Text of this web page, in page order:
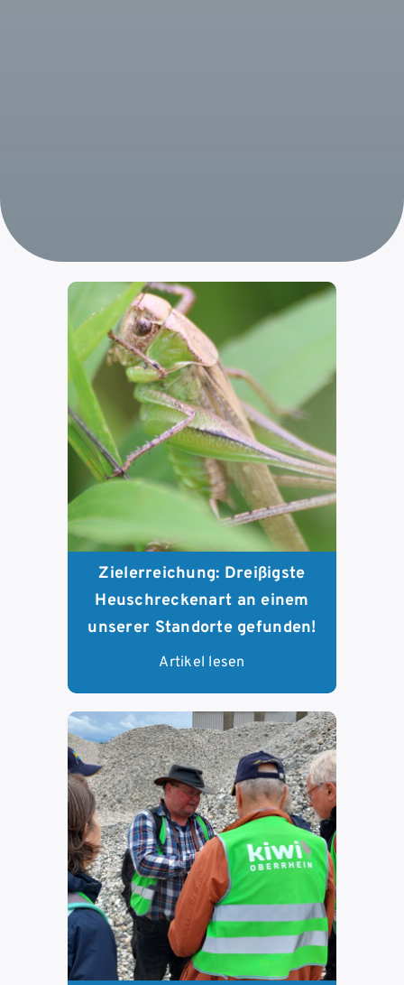
Zielerreichung: Dreißigste
Heuschreckenart an einem
unserer Standorte gefunden!
Artikel lesen